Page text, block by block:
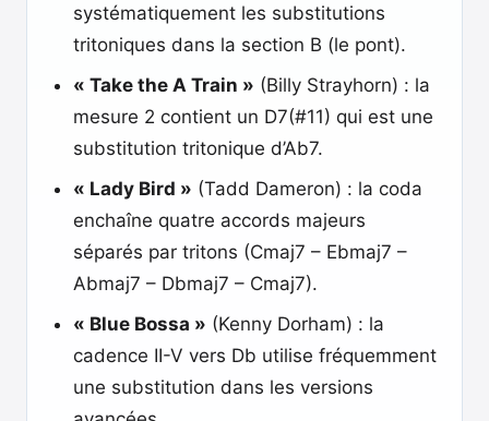
systématiquement les substitutions
tritoniques dans la section B (le pont).
« Take the A Train » (Billy Strayhorn) : la
mesure 2 contient un D7(#11) qui est une
substitution tritonique d’Ab7.
« Lady Bird » (Tadd Dameron) : la coda
enchaîne quatre accords majeurs
séparés par tritons (Cmaj7 – Ebmaj7 –
Abmaj7 – Dbmaj7 – Cmaj7).
« Blue Bossa » (Kenny Dorham) : la
cadence II-V vers Db utilise fréquemment
une substitution dans les versions